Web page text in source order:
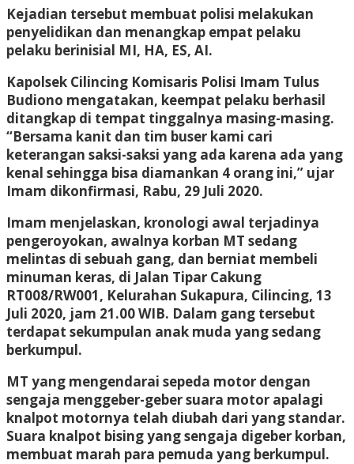
Kejadian tersebut membuat polisi melakukan
penyelidikan dan menangkap empat pelaku
pelaku berinisial MI, HA, ES, AI.
Kapolsek Cilincing Komisaris Polisi Imam Tulus
Budiono mengatakan, keempat pelaku berhasil
ditangkap di tempat tinggalnya masing-masing.
“Bersama kanit dan tim buser kami cari
keterangan saksi-saksi yang ada karena ada yang
kenal sehingga bisa diamankan 4 orang ini,” ujar
Imam dikonfirmasi, Rabu, 29 Juli 2020.
Imam menjelaskan, kronologi awal terjadinya
pengeroyokan, awalnya korban MT sedang
melintas di sebuah gang, dan berniat membeli
minuman keras, di Jalan Tipar Cakung
RT008/RW001, Kelurahan Sukapura, Cilincing, 13
Juli 2020, jam 21.00 WIB. Dalam gang tersebut
terdapat sekumpulan anak muda yang sedang
berkumpul.
MT yang mengendarai sepeda motor dengan
sengaja menggeber-geber suara motor apalagi
knalpot motornya telah diubah dari yang standar.
Suara knalpot bising yang sengaja digeber korban,
membuat marah para pemuda yang berkumpul.